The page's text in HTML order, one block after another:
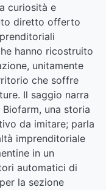
curiosità e
diretto offerto
hanno ricostruito
unitamente
che soffre
Il saggio narra
una storia
da imitare; parla
imprenditoriale
in un
automatici di
la sezione